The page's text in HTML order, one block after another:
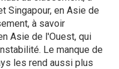
Singapour, en Asie de
à savoir
Asie de l'Ouest, qui
Le manque de
les rend aussi plus